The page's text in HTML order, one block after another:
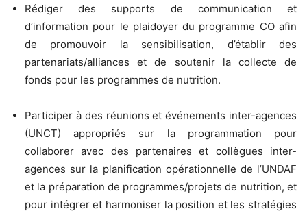
Rédiger des supports de communication et
d’information pour le plaidoyer du programme CO afin
de promouvoir la sensibilisation, d’établir des
partenariats/alliances et de soutenir la collecte de
fonds pour les programmes de nutrition.
Participer à des réunions et événements inter-agences
(UNCT) appropriés sur la programmation pour
collaborer avec des partenaires et collègues inter-
agences sur la planification opérationnelle de l’UNDAF
et la préparation de programmes/projets de nutrition, et
pour intégrer et harmoniser la position et les stratégies